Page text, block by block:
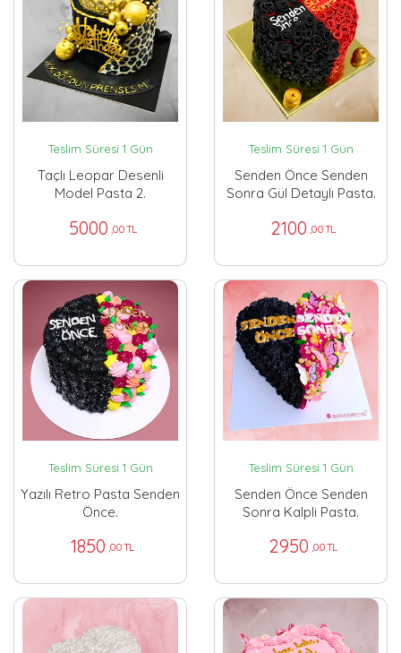
Teslim Süresi 1 Gün
Taçlı Leopar Desenli
Model Pasta 2.
5000 ,00 TL
Teslim Süresi 1 Gün
Senden Önce Senden
Sonra Gül Detaylı Pasta.
2100 ,00 TL
Teslim Süresi 1 Gün
Yazılı Retro Pasta Senden
Önce.
1850 ,00 TL
Teslim Süresi 1 Gün
Senden Önce Senden
Sonra Kalpli Pasta.
2950 ,00 TL